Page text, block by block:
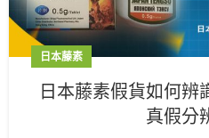
日本藤素
日本藤素假貨如何辨
真假分